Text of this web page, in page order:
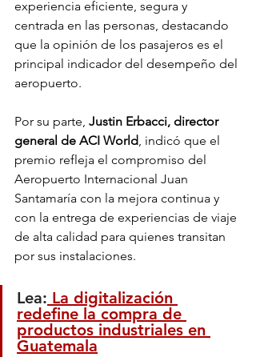
experiencia eficiente, segura y
centrada en las personas, destacando
que la opinión de los pasajeros es el
principal indicador del desempeño del
aeropuerto.
Por su parte, Justin Erbacci, director
general de ACI World, indicó que el
premio refleja el compromiso del
Aeropuerto Internacional Juan
Santamaría con la mejora continua y
con la entrega de experiencias de viaje
de alta calidad para quienes transitan
por sus instalaciones.
Lea: La digitalización
redefine la compra de
productos industriales en
Guatemala